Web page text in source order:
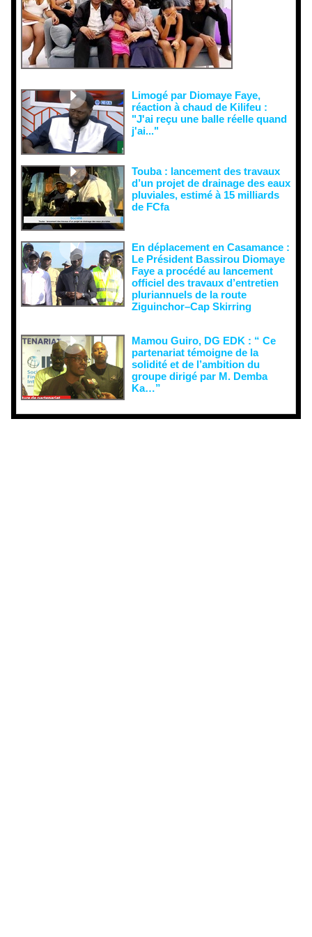
Limogé par Diomaye Faye,
réaction à chaud de Kilifeu :
"J'ai reçu une balle réelle quand
j'ai..."
Touba : lancement des travaux
d’un projet de drainage des eaux
pluviales, estimé à 15 milliards
de FCfa ‎
En déplacement en Casamance :
Le Président Bassirou Diomaye
Faye a procédé au lancement
officiel des travaux d’entretien
pluriannuels de la route
Ziguinchor–Cap Skirring
Mamou Guiro, DG EDK : “ Ce
partenariat témoigne de la
solidité et de l’ambition du
groupe dirigé par M. Demba
Ka…”